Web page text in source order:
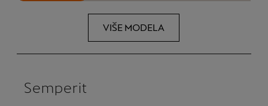
VIŠE MODELA
Semperit